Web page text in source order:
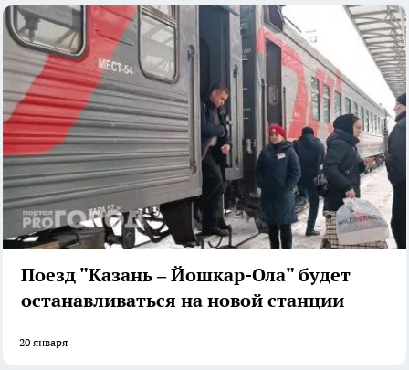
Поезд "Казань – Йошкар-Ола" будет
останавливаться на новой станции
20 января